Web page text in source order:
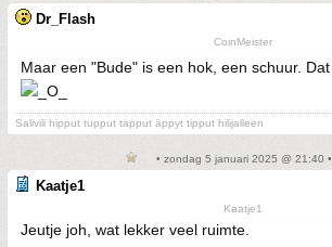
Dr_Flash
CoinMeister
Maar een "Bude" is een hok, een schuur.
Salivili hipput tupput tapput äppyt tipput hilijalleen
• zondag 5 januari 2025 @ 21:40
Kaatje1
Kaatje1
Jeutje joh, wat lekker veel ruimte.